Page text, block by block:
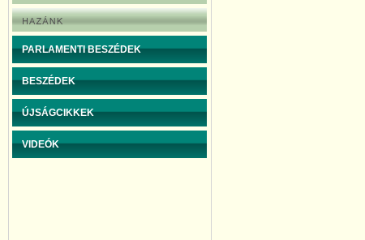
PARLAMENTI BESZÉDEK
BESZÉDEK
ÚJSÁGCIKKEK
VIDEÓK